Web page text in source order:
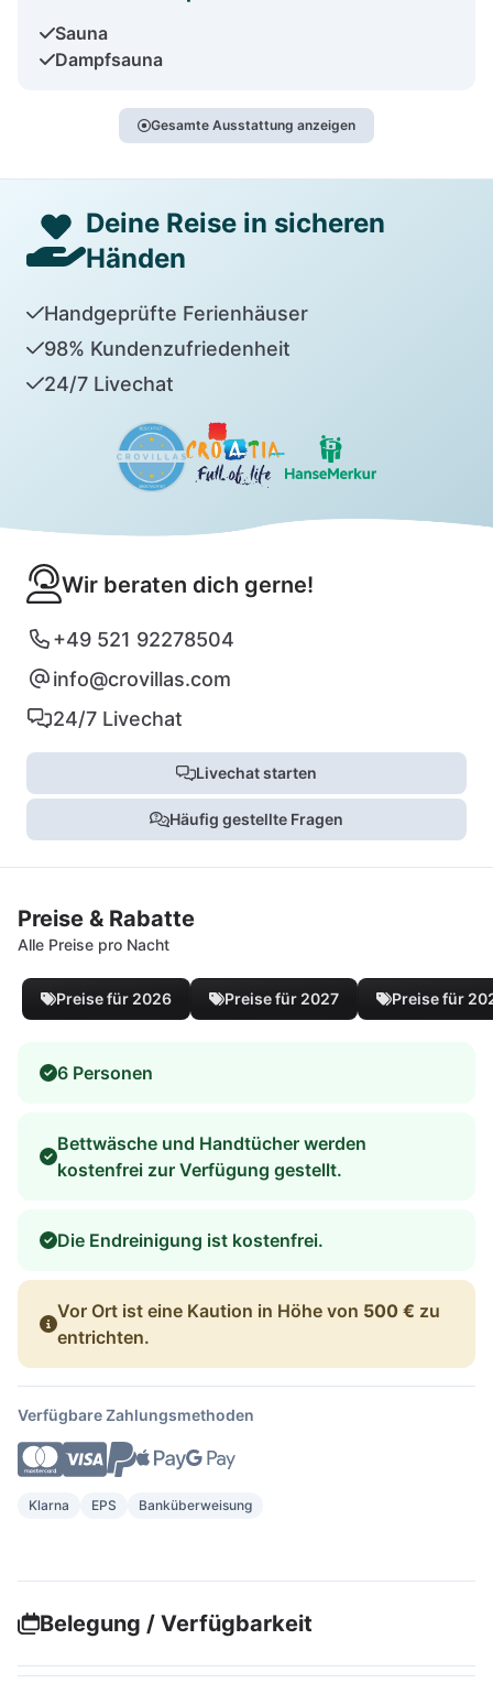
Sauna
Dampfsauna
Gesamte Ausstattung anzeigen
Deine Reise in sicheren
Händen
Handgeprüfte Ferienhäuser
98% Kundenzufriedenheit
24/7 Livechat
Wir beraten dich gerne!
+49 521 92278504
info@crovillas.com
24/7 Livechat
Livechat starten
Häufig gestellte Fragen
Preise & Rabatte
Alle Preise pro Nacht
Preise für 2026 Preise für 2027 Preise für
6 Personen
Bettwäsche und Handtücher werden
kostenfrei zur Verfügung gestellt.
Die Endreinigung ist kostenfrei.
Vor Ort ist eine Kaution in Höhe von 500 € zu
entrichten.
Verfügbare Zahlungsmethoden
Klarna EPS Banküberweisung
Belegung / Verfügbarkeit